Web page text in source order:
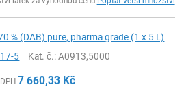
% (DAB) pure, pharma grade (1 x 5 L)
5 Kat. č.: A0913,5000
7 660,33 Kč